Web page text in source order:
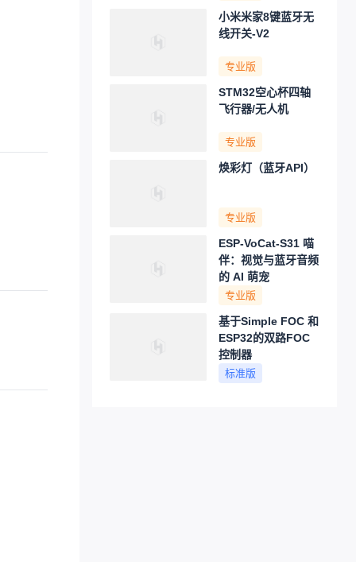
小米米家8键蓝牙无
线开关-V2
专业版
STM32空心杯四轴
飞行器/无人机
专业版
焕彩灯（蓝牙API）
专业版
ESP-VoCat-S31 喵
伴：视觉与蓝牙音频
的 AI 萌宠
专业版
基于Simple FOC 和
ESP32的双路FOC
控制器
标准版